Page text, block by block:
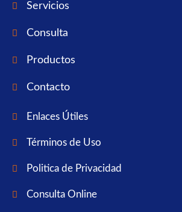
Servicios
Consulta
Productos
Contacto
Enlaces Útiles
Términos de Uso
Politica de Privacidad
Consulta Online